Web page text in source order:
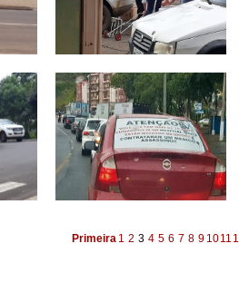
Primeira 1 2 3 4 5 6 7 8 9 1011